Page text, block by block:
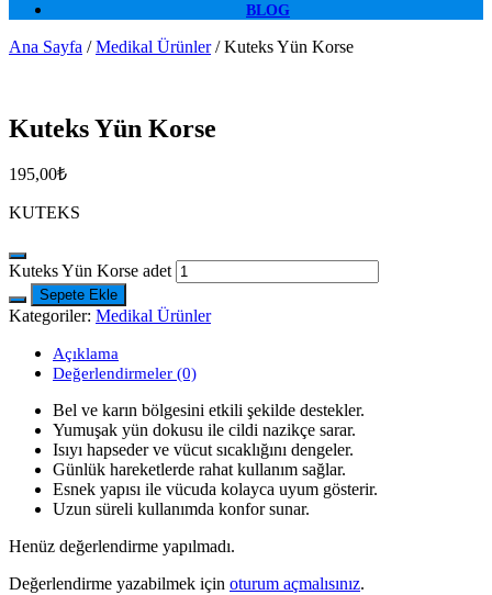
BLOG
Ana Sayfa /Medikal Ürünler/ Kuteks Yün Korse
Kuteks Yün Korse
195,00₺
KUTEKS
Kuteks Yün Korse adet
Sepete Ekle
Kategoriler: Medikal Ürünler
Açıklama
Değerlendirmeler (0)
Bel ve karın bölgesini etkili şekilde destekler.
Yumuşak yün dokusu ile cildi nazikçe sarar.
Isıyı hapseder ve vücut sıcaklığını dengeler.
Günlük hareketlerde rahat kullanım sağlar.
Esnek yapısı ile vücuda kolayca uyum gösterir.
Uzun süreli kullanımda konfor sunar.
Henüz değerlendirme yapılmadı.
Değerlendirme yazabilmek için oturum açmalısınız.